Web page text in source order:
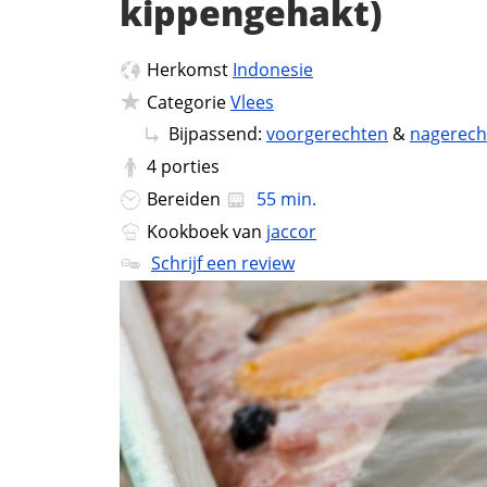
kippengehakt)
Herkomst Indonesie
CategorieVlees
Bijpassend: voorgerechten &
4 porties
Bereiden
55 min.
Kookboek van jaccor
Schrijf een review